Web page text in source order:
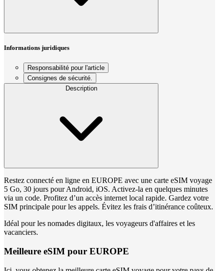
Informations juridiques
Responsabilité pour l'article
Consignes de sécurité.
Description
Restez connecté en ligne en EUROPE avec une carte eSIM voyage
5 Go, 30 jours pour Android, iOS. Activez-la en quelques minutes
via un code. Profitez d’un accès internet local rapide. Gardez votre
SIM principale pour les appels. Évitez les frais d’itinérance coûteux.
Idéal pour les nomades digitaux, les voyageurs d'affaires et les
vacanciers.
Meilleure eSIM pour EUROPE